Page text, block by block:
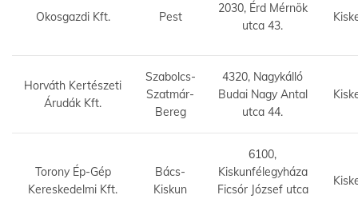
Okosgazdi Kft. Pest
2030, Érd Mérnök
utca 43.
Horváth Kertészeti
Árudák Kft.
Szabolcs-
Szatmár-
Bereg
4320, Nagykálló
Budai Nagy Antal
utca 44.
Torony Ép-Gép
Kereskedelmi Kft.
Bács-
Kiskun
6100,
Kiskunfélegyháza
Ficsór József utca